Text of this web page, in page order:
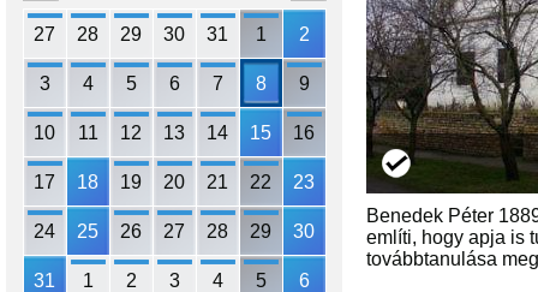
27 28 29 30 31 1 2
3 4 5 6 7 8 9
10 11 12 13 14 15 16
17 18 19 20 21 22 23
24 25 26 27 28 29 30
31 1 2 3 4 5 6
Benedek Péter
említi, hogy apja is
továbbtanulása